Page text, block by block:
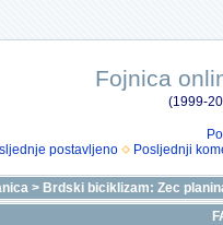
Fojnica
(1999-
postavljeno Posljednji
> Brdski biciklizam: Zec